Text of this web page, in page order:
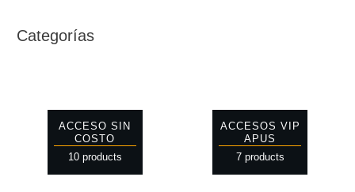
Categorías
ACCESO SIN
COSTO
10 products
ACCESOS VIP
APUS
7 products